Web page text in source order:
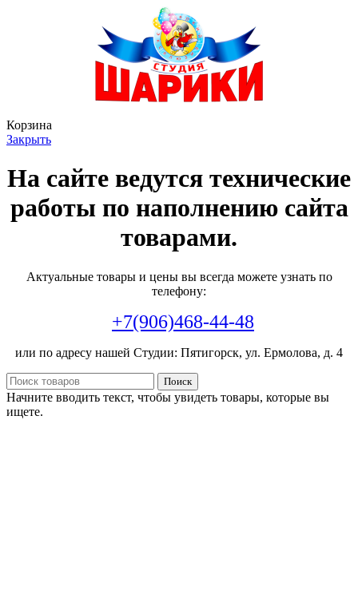
Корзина
Закрыть
На сайте ведутся технические
работы по наполнению сайта
товарами.
Актуальные товары и цены вы всегда можете узнать по
телефону:
+7(906)468-44-48
или по адресу нашей Студии: Пятигорск, ул. Ермолова, д. 4
Поиск
Начните вводить текст, чтобы увидеть товары, которые вы
ищете.